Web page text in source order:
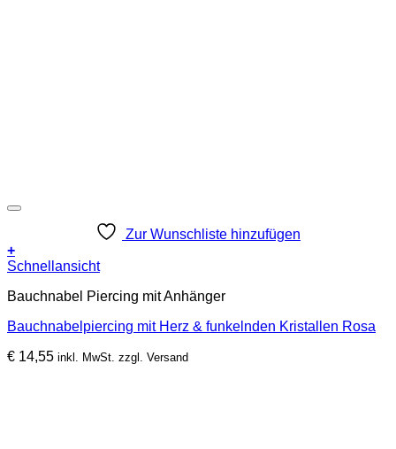
Zur Wunschliste hinzufügen
+
Schnellansicht
Bauchnabel Piercing mit Anhänger
Bauchnabelpiercing mit Herz & funkelnden Kristallen Rosa
€ 14,55 inkl. MwSt. zzgl. Versand